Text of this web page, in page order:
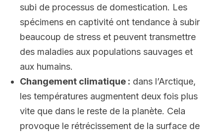
subi de processus de domestication. Les
spécimens en captivité ont tendance à subir
beaucoup de stress et peuvent transmettre
des maladies aux populations sauvages et
aux humains.
Changement climatique : dans l’Arctique,
les températures augmentent deux fois plus
vite que dans le reste de la planète. Cela
provoque le rétrécissement de la surface de